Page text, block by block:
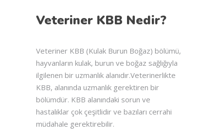
Veteriner KBB Nedir?
Veteriner KBB (Kulak Burun Boğaz) bölümü,
hayvanların kulak, burun ve boğaz sağlığıyla
ilgilenen bir uzmanlık alanıdır.Veterinerlikte
KBB, alanında uzmanlık gerektiren bir
bölümdür. KBB alanındaki sorun ve
hastalıklar çok çeşitlidir ve bazıları cerrahi
müdahale gerektirebilir.